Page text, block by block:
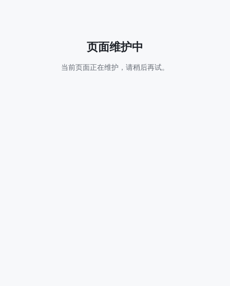
页面维护中
当前页面正在维护，请稍后再试。